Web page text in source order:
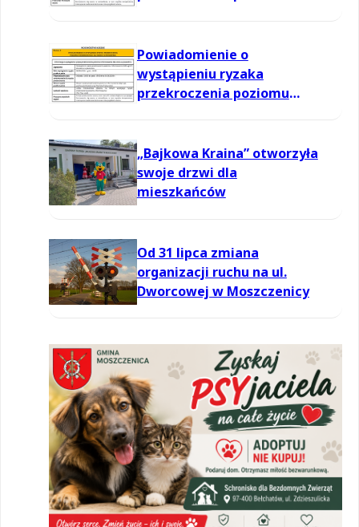
Powiadomienie o
wystąpieniu ryzaka
przekroczenia poziomu
„Bajkowa Kraina” otworzyła
swoje drzwi dla
mieszkańców
Od 31 lipca zmiana
organizacji ruchu na ul.
Dworcowej w Moszczenicy